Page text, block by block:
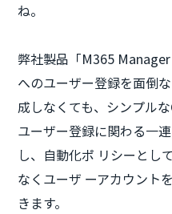
ね。
弊社製品「M365
へのユーザー登録を面倒
成しなくても、シンプル
ユーザー登録に関わる一
し、自動化ポ リシーとし
なくユーザ ーアカウント
きます。